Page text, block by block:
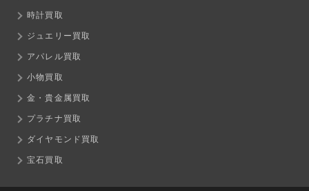
時計買取
ジュエリー買取
アパレル買取
小物買取
金・貴金属買取
プラチナ買取
ダイヤモンド買取
宝石買取